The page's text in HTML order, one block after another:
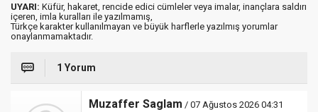
UYARI: Küfür, hakaret, rencide edici cümleler veya imalar, inançlara saldırı
içeren, imla kuralları ile yazılmamış,
Türkçe karakter kullanılmayan ve büyük harflerle yazılmış yorumlar
onaylanmamaktadır.
1 Yorum
Muzaffer Saglam / 07 Ağustos 2026 04:31